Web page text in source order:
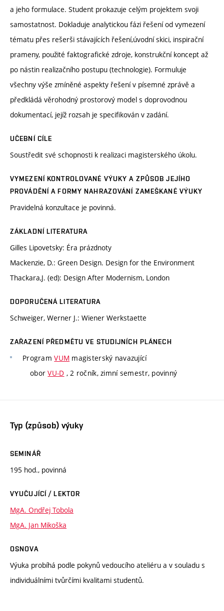
a jeho formulace. Student prokazuje celým projektem svoji
samostatnost. Dokladuje analytickou fázi řešení od vymezení
tématu přes rešerši stávajících řešení,úvodní skici, inspirační
prameny, použité faktografické zdroje, konstrukční koncept až
po nástin realizačního postupu (technologie). Formuluje
všechny výše zmíněné aspekty řešení v písemné zprávě a
předkládá věrohodný prostorový model s doprovodnou
dokumentací, jejíž rozsah je specifikován v zadání.
UČEBNÍ CÍLE
Soustředit své schopnosti k realizaci magisterského úkolu.
VYMEZENÍ KONTROLOVANÉ VÝUKY A ZPŮSOB JEJÍHO
PROVÁDĚNÍ A FORMY NAHRAZOVÁNÍ ZAMEŠKANÉ VÝUKY
Pravidelná konzultace je povinná.
ZÁKLADNÍ LITERATURA
Gilles Lipovetsky: Éra prázdnoty
Mackenzie, D.: Green Design. Design for the Environment
Thackara,J. (ed): Design After Modernism, London
DOPORUČENÁ LITERATURA
Schweiger, Werner J.: Wiener Werkstaette
ZAŘAZENÍ PŘEDMĚTU VE STUDIJNÍCH PLÁNECH
ProgramVUM magisterský navazující
oborVU-D , 2 ročník, zimní semestr, povinný
Typ (způsob) výuky
SEMINÁŘ
195 hod., povinná
VYUČUJÍCÍ / LEKTOR
MgA. Ondřej Tobola
MgA. Jan Mikoška
OSNOVA
Výuka probíhá podle pokynů vedoucího ateliéru a v souladu s
individuálními tvůrčími kvalitami studentů.